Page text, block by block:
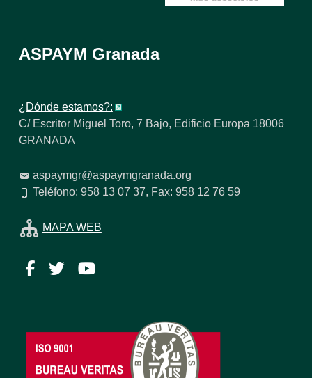
ASPAYM Granada
¿Dónde estamos?:
C/ Escritor Miguel Toro, 7 Bajo, Edificio Europa 18006
GRANADA
aspaymgr@aspaymgranada.org
Teléfono: 958 13 07 37, Fax: 958 12 76 59
MAPA WEB
Facebook
TwitterYouTube